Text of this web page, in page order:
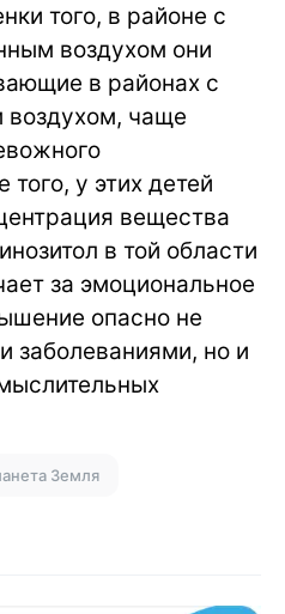
того, в районе с
воздухом они
в районах с
воздухом, чаще
у этих детей
вещества
в той области
за эмоциональное
опасно не
заболеваниями, но и
Земля